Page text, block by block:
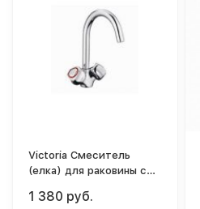
Victoria Смеситель
(елка) для раковины с
(толстый корпус) 1/2"
1 380 руб.